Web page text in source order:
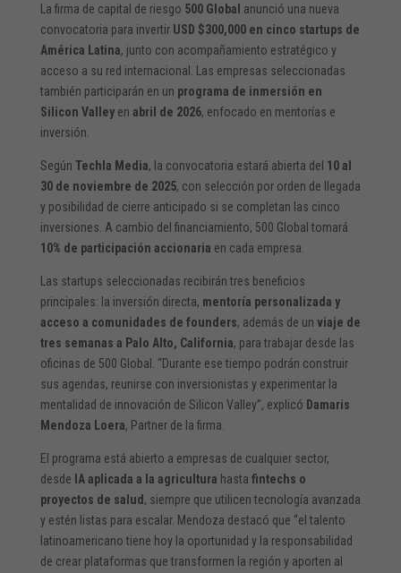
La firma de capital de riesgo 500 Global anunció una nueva
convocatoria para invertir USD $300,000 en cinco startups de
América Latina, junto con acompañamiento estratégico y
acceso a su red internacional. Las empresas seleccionadas
también participarán en un programa de inmersión en
Silicon Valleyen abril de 2026, enfocado en mentorías e
inversión.
Según Techla Media, la convocatoria estará abierta del 10 al
30 de noviembre de 2025, con selección por orden de llegada
y posibilidad de cierre anticipado si se completan las cinco
inversiones. A cambio del financiamiento, 500 Global tomará
10% de participación accionaria en cada empresa.
Las startups seleccionadas recibirán tres beneficios
principales: la inversión directa, mentoría personalizada y
acceso a comunidades de founders, además de un viaje de
tres semanas a Palo Alto, California, para trabajar desde las
oficinas de 500 Global. “Durante ese tiempo podrán construir
sus agendas, reunirse con inversionistas y experimentar la
mentalidad de innovación de Silicon Valley”, explicó Damaris
Mendoza Loera, Partner de la firma.
El programa está abierto a empresas de cualquier sector,
desde IA aplicada a la agricultura hasta fintechs o
proyectos de salud , siempre que utilicen tecnología avanzada
y estén listas para escalar. Mendoza destacó que “el talento
latinoamericano tiene hoy la oportunidad y la responsabilidad
de crear plataformas que transformen la región y aporten al